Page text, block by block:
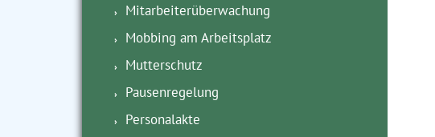
Mitarbeiterüberwachung
Mobbing am Arbeitsplatz
Mutterschutz
Pausenregelung
Personalakte